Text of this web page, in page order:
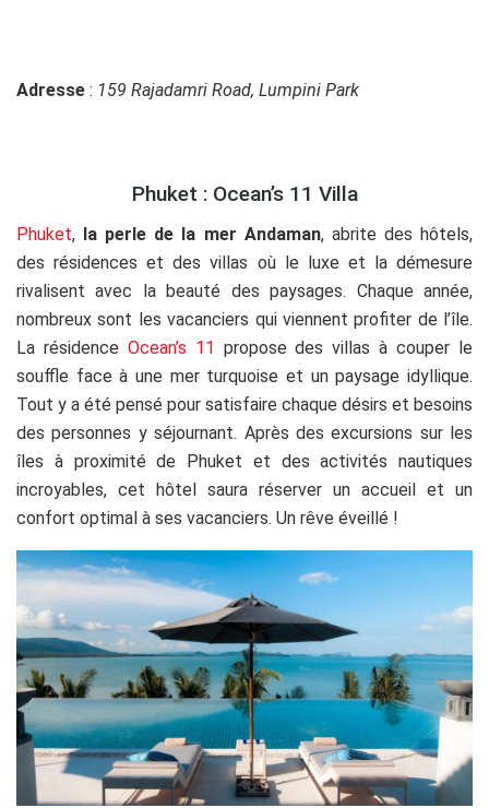
Adresse : 159 Rajadamri Road, Lumpini Park
Phuket : Ocean’s 11 Villa
Phuket, la perle de la mer Andaman, abrite des hôtels,
des résidences et des villas où le luxe et la démesure
rivalisent avec la beauté des paysages. Chaque année,
nombreux sont les vacanciers qui viennent profiter de l’île.
La résidence Ocean’s 11 propose des villas à couper le
souffle face à une mer turquoise et un paysage idyllique.
Tout y a été pensé pour satisfaire chaque désirs et besoins
des personnes y séjournant. Après des excursions sur les
îles à proximité de Phuket et des activités nautiques
incroyables, cet hôtel saura réserver un accueil et un
confort optimal à ses vacanciers. Un rêve éveillé !